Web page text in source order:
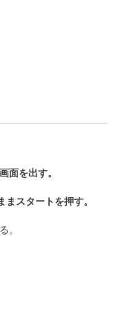
面を出す。
スタートを押す。
。